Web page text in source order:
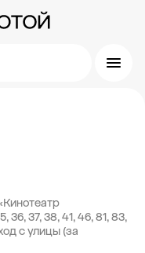
37, 38, 41, 46, 81, 83,
с улицы (за